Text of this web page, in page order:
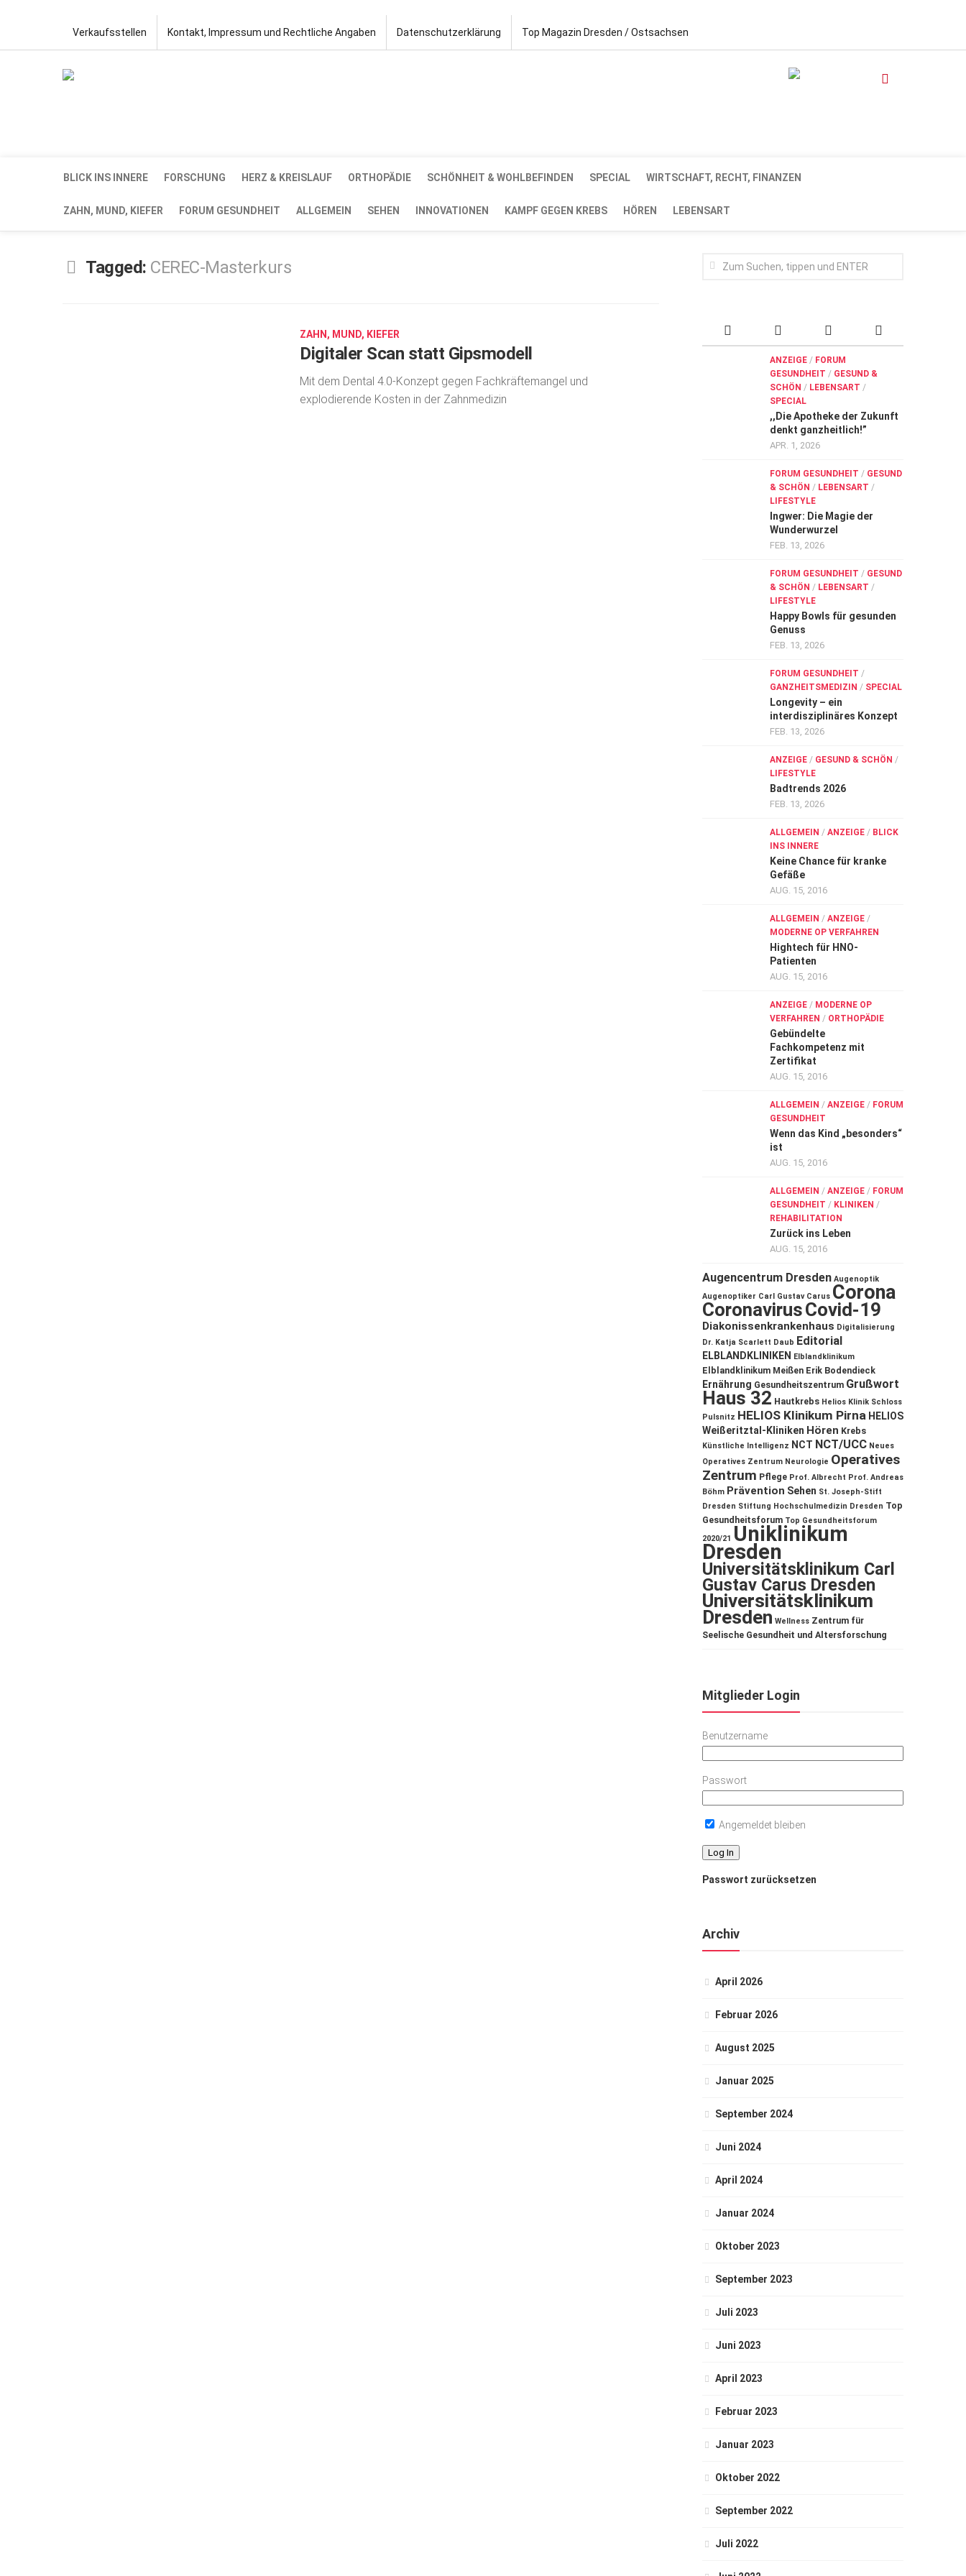
Verkaufsstellen Kontakt, Impressum und Rechtliche Angaben Datenschutzerklärung Top Magazin Dresden / Ostsachsen
BLICK INS INNERE FORSCHUNG HERZ & KREISLAUF ORTHOPÄDIE SCHÖNHEIT & WOHLBEFINDEN SPECIAL WIRTSCHAFT, RECHT, FINANZEN
ZAHN, MUND, KIEFER FORUM GESUNDHEIT ALLGEMEIN SEHEN INNOVATIONEN KAMPF GEGEN KREBS HÖREN LEBENSART
Tagged: CEREC-Master­kurs
ZAHN, MUND, KIEFER
Digitaler Scan statt Gipsmodell
Mit dem Dental 4.0-Konzept gegen Fachkräftemangel und
explodierende Kosten in der Zahnmedizin
ANZEIGE / FORUM
GESUNDHEIT / GESUND &
SCHÖN / LEBENSART /
SPECIAL
,,Die Apotheke der Zukunft
denkt ganzheitlich!”
APR. 1, 2026
FORUM GESUNDHEIT / GESUND
& SCHÖN / LEBENSART /
LIFESTYLE
Ingwer: Die Magie der
Wunderwurzel
FEB. 13, 2026
FORUM GESUNDHEIT / GESUND
& SCHÖN / LEBENSART /
LIFESTYLE
Happy Bowls für gesunden
Genuss
FEB. 13, 2026
FORUM GESUNDHEIT /
GANZHEITSMEDIZIN / SPECIAL
Longevity – ein
interdisziplinäres Konzept
FEB. 13, 2026
ANZEIGE / GESUND & SCHÖN /
LIFESTYLE
Badtrends 2026
FEB. 13, 2026
ALLGEMEIN / ANZEIGE / BLICK
INS INNERE
Keine Chance für kranke
Gefäße
AUG. 15, 2016
ALLGEMEIN / ANZEIGE /
MODERNE OP VERFAHREN
Hightech für HNO-
Patienten
AUG. 15, 2016
ANZEIGE / MODERNE OP
VERFAHREN / ORTHOPÄDIE
Gebündelte
Fachkompetenz mit
Zertifikat
AUG. 15, 2016
ALLGEMEIN / ANZEIGE / FORUM
GESUNDHEIT
Wenn das Kind „besonders“
ist
AUG. 15, 2016
ALLGEMEIN / ANZEIGE / FORUM
GESUNDHEIT / KLINIKEN /
REHABILITATION
Zurück ins Leben
AUG. 15, 2016
Augencentrum Dresden Augenoptik
Augenoptiker Carl Gustav Carus Corona
CoronavirusCovid-19
Diakonissenkrankenhaus Digitalisierung
Dr. Katja Scarlett Daub Editorial
ELBLANDKLINIKEN Elblandklinikum
Elblandklinikum Meißen Erik Bodendieck
Ernährung Gesundheitszentrum Grußwort
Haus 32 Hautkrebs Helios Klinik Schloss
Pulsnitz HELIOS Klinikum Pirna HELIOS
Weißeritztal-Kliniken Hören Krebs
Künstliche Intelligenz NCT NCT/UCC Neues
Operatives Zentrum Neurologie Operatives
Zentrum Pflege Prof. Albrecht Prof. Andreas
Böhm Prävention Sehen St. Joseph-Stift
Dresden Stiftung Hochschulmedizin Dresden Top
Gesundheitsforum Top Gesundheitsforum
2020/21 Uniklinikum
Dresden
Universitätsklinikum Carl
Gustav Carus Dresden
Universitätsklinikum
Dresden Wellness Zentrum für
Seelische Gesundheit und Altersforschung
Mitglieder Login
Benutzername
Passwort
Angemeldet bleiben
Passwort zurücksetzen
Archiv
April 2026
Februar 2026
August 2025
Januar 2025
September 2024
Juni 2024
April 2024
Januar 2024
Oktober 2023
September 2023
Juli 2023
Juni 2023
April 2023
Februar 2023
Januar 2023
Oktober 2022
September 2022
Juli 2022